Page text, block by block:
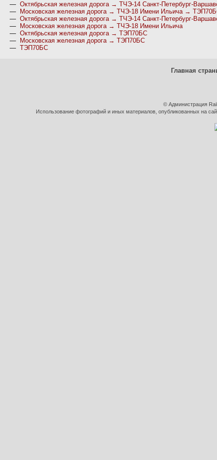
— Октябрьская железная дорога → ТЧЭ-14 Санкт-Петербург-
—
Московская железная дорога → ТЧЭ-18 Имени Ильича →
— Октябрьская железная дорога → ТЧЭ-14 Санкт-Петербург-
—
Московская железная дорога → ТЧЭ-18 Имени Ильича
— Октябрьская железная дорога → ТЭП70БС
—
Московская железная дорога → ТЭП70БС
— ТЭП70БС
Главная
© Администрация
Использование фотографий и иных материалов, опубликованных на